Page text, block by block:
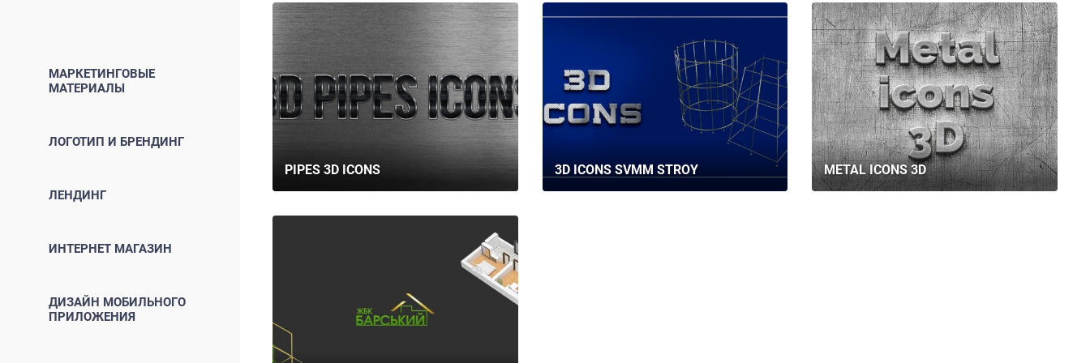
ДИЗАЙН МОБИЛЬНОГО
ПРИЛОЖЕНИЯ
ИНТЕРНЕТ МАГАЗИН
ЛЕНДИНГ
ЛОГОТИП И БРЕНДИНГ
МАРКЕТИНГОВЫЕ
МАТЕРИАЛЫ
PIPES 3D ICONS 3D ICONS SVMM STROY METAL ICONS 3D
ГЛАВНАЯ